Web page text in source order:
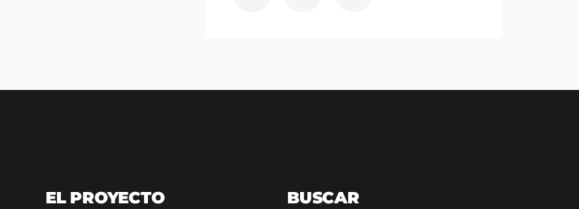
EL PROYECTO BUSCAR